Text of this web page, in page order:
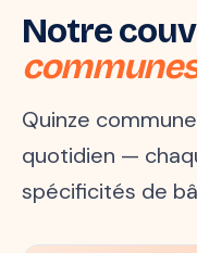
Notre
Quinze
quotidien —
spécificités de